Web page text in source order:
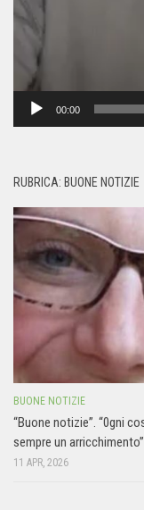
00:00
RUBRICA: BUONE NOTIZIE
BUONE NOTIZIE
“Buone notizie”. “0gni
sempre un arricchimento”
11 APR, 2026